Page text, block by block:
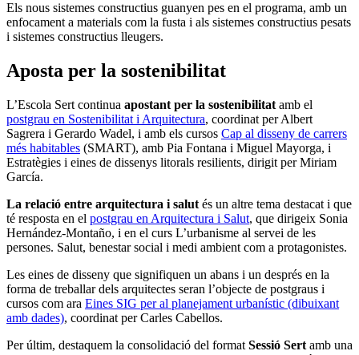
Els nous sistemes constructius guanyen pes en el programa, amb un
enfocament a materials com la fusta i als sistemes constructius pesats
i sistemes constructius lleugers.
Aposta per la sostenibilitat
L’Escola Sert continua apostant per la sostenibilitat amb el
postgrau en Sostenibilitat i Arquitectura, coordinat per Albert
Sagrera i Gerardo Wadel, i amb els cursos Cap al disseny de carrers
més habitables (SMART), amb Pia Fontana i Miguel Mayorga, i
Estratègies i eines de dissenys litorals resilients, dirigit per Miriam
García.
La relació entre arquitectura i salut és un altre tema destacat i que
té resposta en el postgrau en Arquitectura i Salut, que dirigeix Sonia
Hernández-Montaño, i en el curs L’urbanisme al servei de les
persones. Salut, benestar social i medi ambient com a protagonistes.
Les eines de disseny que signifiquen un abans i un després en la
forma de treballar dels arquitectes seran l’objecte de postgraus i
cursos com ara Eines SIG per al planejament urbanístic (dibuixant
amb dades), coordinat per Carles Cabellos.
Per últim, destaquem la consolidació del format Sessió Sert amb una